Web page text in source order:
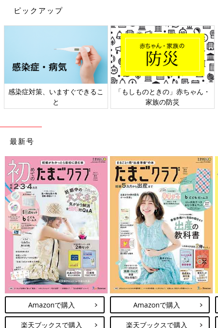
ピックアップ
感染症対策、いますぐできるこ
と
「もしものときの」赤ちゃん・
家族の防災
最新号
Amazonで購入
楽天ブックスで購入
Amazonで購入
楽天ブックスで購入